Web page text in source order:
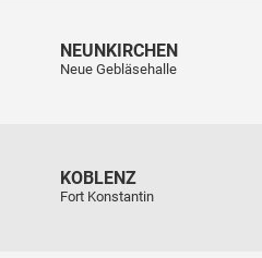
NEUNKIRCHEN
Neue Gebläsehalle
KOBLENZ
Fort Konstantin